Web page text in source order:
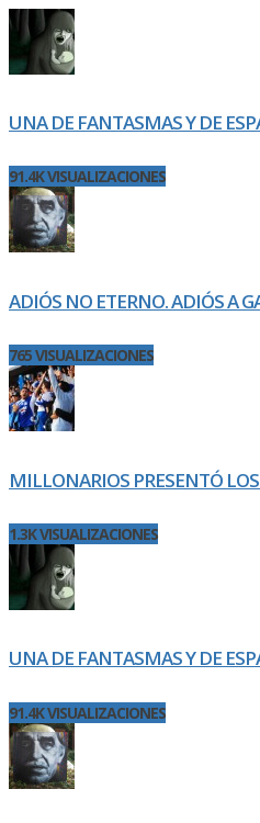
UNA DE FANTASMAS Y DE
91.4K VISUALIZACIONES
ADIÓS NO ETERNO. ADIÓS A
765 VISUALIZACIONES
MILLONARIOS PRESENTÓ
1.3K VISUALIZACIONES
UNA DE FANTASMAS Y DE
91.4K VISUALIZACIONES